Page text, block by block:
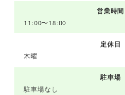
営業時間
11:00〜18:00
定休日
木曜
駐車場
駐車場なし